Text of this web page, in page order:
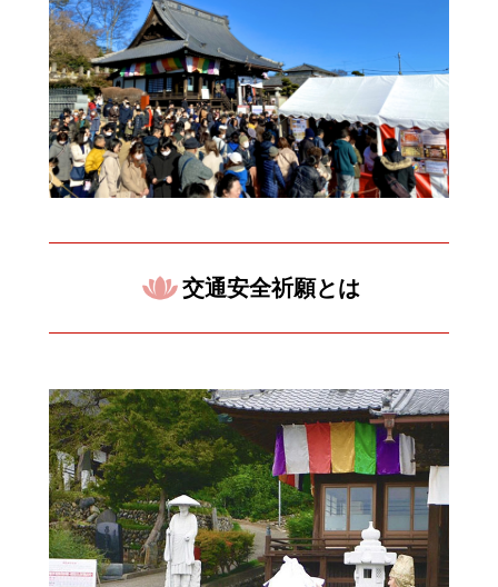
交通安全祈願とは